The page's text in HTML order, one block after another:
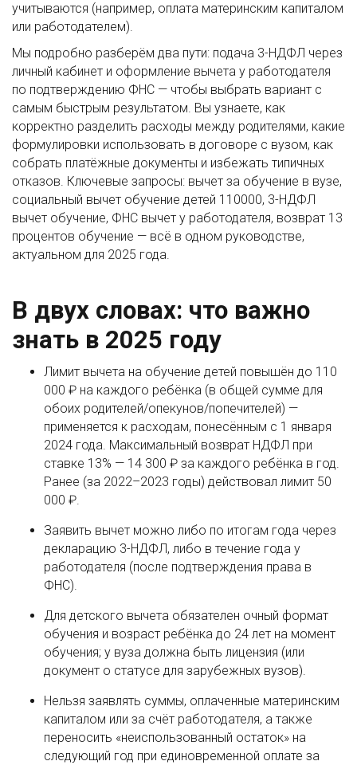
учитываются (например, оплата материнским капиталом
или работодателем).
Мы подробно разберём два пути: подача 3-НДФЛ через
личный кабинет и оформление вычета у работодателя
по подтверждению ФНС — чтобы выбрать вариант с
самым быстрым результатом. Вы узнаете, как
корректно разделить расходы между родителями, какие
формулировки использовать в договоре с вузом, как
собрать платёжные документы и избежать типичных
отказов. Ключевые запросы: вычет за обучение в вузе,
социальный вычет обучение детей 110000, 3-НДФЛ
вычет обучение, ФНС вычет у работодателя, возврат 13
процентов обучение — всё в одном руководстве,
актуальном для 2025 года.
В двух словах: что важно
знать в 2025 году
Лимит вычета на обучение детей повышён до 110
000 ₽ на каждого ребёнка (в общей сумме для
обоих родителей/опекунов/попечителей) —
применяется к расходам, понесённым с 1 января
2024 года. Максимальный возврат НДФЛ при
ставке 13% — 14 300 ₽ за каждого ребёнка в год.
Ранее (за 2022–2023 годы) действовал лимит 50
000 ₽.
Заявить вычет можно либо по итогам года через
декларацию 3-НДФЛ, либо в течение года у
работодателя (после подтверждения права в
ФНС).
Для детского вычета обязателен очный формат
обучения и возраст ребёнка до 24 лет на момент
обучения; у вуза должна быть лицензия (или
документ о статусе для зарубежных вузов).
Нельзя заявлять суммы, оплаченные материнским
капиталом или за счёт работодателя, а также
переносить «неиспользованный остаток» на
следующий год при единовременной оплате за